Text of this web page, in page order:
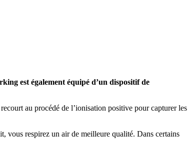
est également équipé d’un dispositif de
au procédé de l’ionisation positive pour capturer les
vous respirez un air de meilleure qualité. Dans certains